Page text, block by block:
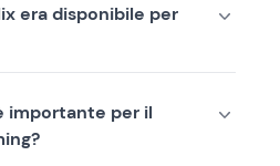
era disponibile per
importante per il